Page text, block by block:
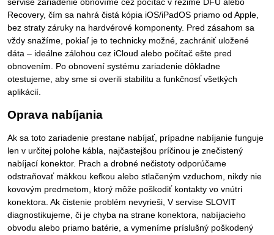
Recovery, čím sa nahrá čistá kópia iOS/iPadOS priamo od Apple,
bez straty záruky na hardvérové komponenty. Pred zásahom sa
vždy snažíme, pokiaľ je to technicky možné, zachrániť uložené
dáta – ideálne zálohou cez iCloud alebo počítač ešte pred
obnovením. Po obnovení systému zariadenie dôkladne
otestujeme, aby sme si overili stabilitu a funkčnosť všetkých
aplikácií.
Oprava nabíjania
Ak sa toto zariadenie prestane nabíjať, prípadne nabíjanie funguje
len v určitej polohe kábla, najčastejšou príčinou je znečistený
nabíjací konektor. Prach a drobné nečistoty odporúčame
odstraňovať mäkkou kefkou alebo stlačeným vzduchom, nikdy nie
kovovým predmetom, ktorý môže poškodiť kontakty vo vnútri
konektora. Ak čistenie problém nevyrieši, V servise SLOVIT
diagnostikujeme, či je chyba na strane konektora, nabíjacieho
obvodu alebo priamo batérie, a vymeníme príslušný poškodený